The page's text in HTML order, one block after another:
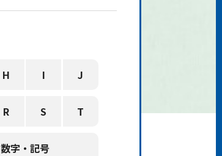
H I J
R S T
数字・記号